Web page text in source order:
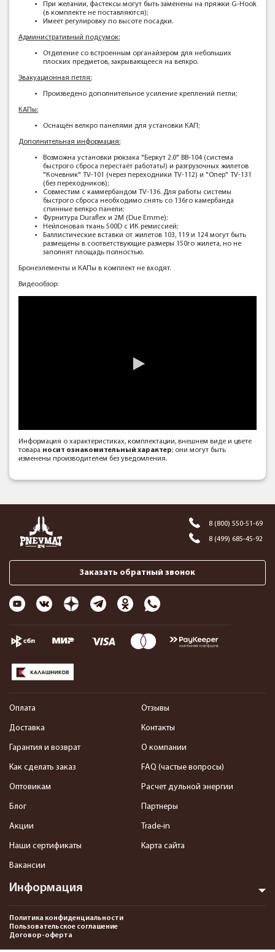
При желании, фастексы могут быть заменены на пряжки G-Hook
(в комплекте не поставляются);
Имеет регулировку по высоте посадки.
Административный подсумок:
Отделение со встроенным органайзером для небольших
плоских предметов, закрывающееся на велкро.
Эвакуационная петля:
Произведено дополнительное усиление креплений петли;
КАПы:
Оснащён велкро панелями для установки КАП;
Дополнительная информация:
Возможна установки рюкзака "Беркут 2.0" BB-104 (система
быстрого сброса перестаёт работать!) и разгрузочных жилетов
"Кочевник" TV-101 (через переходники TV-112) и "Опер" TV-131
(без переходников);
Совместим с каммербандом TV-136. Для работы системы
быстрого сброса необходимо снять со 136го камербанда
спинные велкро панели;
Фурнитура Duraflex и 2M (Due Emme);
Нейлоновая ткань 500D с ИК ремиссией;
Баллистические вставки от жилетов 103, 119 и 124 могут быть
размещены в соответствующие размеры 150го жилета, но не
заполнят площадь полностью.
Бронеэлементы и КАПы в комплект не входят.
Видеообзор:
Информация о характеристиках, комплектации, внешнем виде и цвете
товара носит ознакомительный характер; они могут быть
изменены производителем без уведомления.
8 (800) 550-51-69
8 (499) 685-45-92
Заказать обратный звонок
Информация
Оплата
Доставка
Гарантия и возврат
Как сделать заказ
Оптовикам
Блог
Акции
Наши сертификаты
Вакансии
Отзывы
Контакты
О компании
FAQ (частые вопросы)
Расчет дульной энергии
Партнеры
Trade-in
Карта сайта
Политика конфиденциальности
Пользовательское соглашение
Договор-оферта